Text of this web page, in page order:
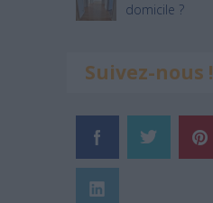
domicile ?
Suivez-nous !